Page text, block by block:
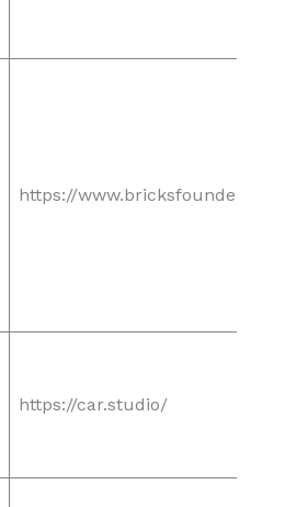
https://www.bricksfounders.com/
https://car.studio/